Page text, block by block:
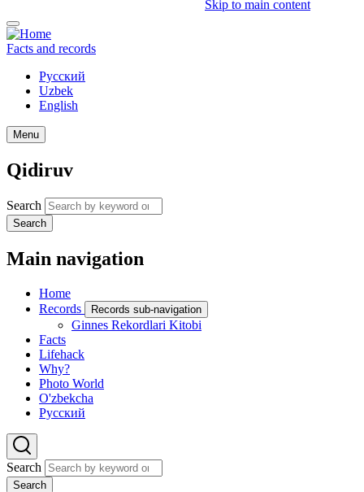
Skip to main content
Facts and records
Русский
Uzbek
English
Menu
Qidiruv
Search
Search
Main navigation
Home
Records
Records sub-navigation
Ginnes Rekordlari Kitobi
Facts
Lifehack
Why?
Photo World
O'zbekcha
Русский
Search
Search